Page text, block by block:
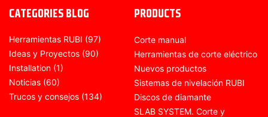
CATEGORIES BLOG
Herramientas RUBI (97)
Ideas y Proyectos (90)
Installation (1)
Noticias (60)
Trucos y consejos (134)
PRODUCTS
Corte manual
Herramientas de corte eléctrico
Nuevos productos
Sistemas de nivelación RUBI
Discos de diamante
SLAB SYSTEM. Corte y